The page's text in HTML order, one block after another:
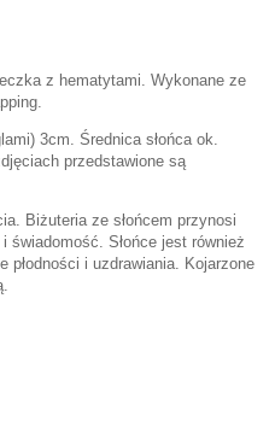
z hematytami. Wykonane ze
3cm. Średnica słońca ok.
przedstawione są
Biżuteriaze słońcem przynosi
świadomość. Słońce jest również
płodności i uzdrawiania. Kojarzone